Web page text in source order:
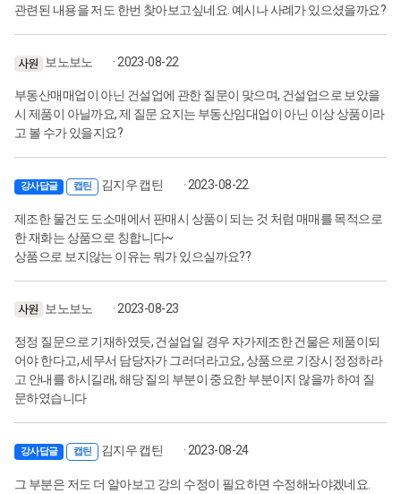
관련된 내용을 저도 한번 찾아보고싶네요. 예시나 사례가 있으셨을까요?
보노보노 · 2023-08-22
부동산매매업이 아닌 건설업에 관한 질문이 맞으며, 건설업으로 보았을
시 제품이 아닐까요, 제 질문 요지는 부동산임대업이 아닌 이상 상품이라
고 볼 수가 있을지요?
강사답글 캡틴 김지우 캡틴 · 2023-08-22
제조한 물건도 도소매에서 판매시 상품이 되는 것 처럼 매매를 목적으로
한 재화는 상품으로 칭합니다~
상품으로 보지않는 이유는 뭐가 있으실까요??
보노보노 · 2023-08-23
정정 질문으로 기재하였듯, 건설업일 경우 자가제조한 건물은 제품이되
어야 한다고, 세무서 담당자가 그러더라고요, 상품으로 기장시 정정하라
고 안내를 하시길래, 해당 질의 부분이 중요한 부분이지 않을까 하여 질
문하였습니다
강사답글 캡틴 김지우 캡틴 · 2023-08-24
그 부분은 저도 더 알아보고 강의 수정이 필요하면 수정해놔야겠네요.